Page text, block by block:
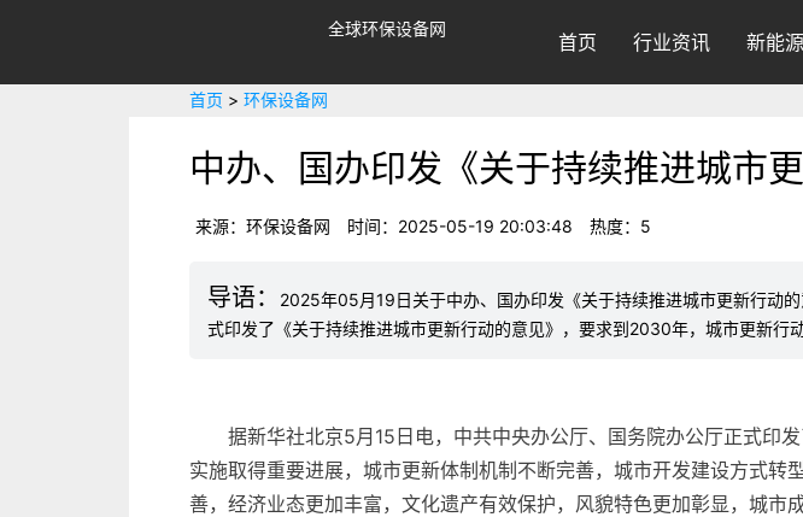
全球环保设备网
首页 行业资讯 新能
首页 > 环保设备网
中办、国办印发《关于持续推进城市
来源：环保设备网 时间：2025-05-19 20:03:48 热度：5
2025年05月19日关于中办、国办印发《关于持续推进城市更新行动
式印发了《关于持续推进城市更新行动的意见》，要求到2030年，城市更新行
据新华社北京5月15日电，中共中央办公厅、国务院办公厅正式印
实施取得重要进展，城市更新体制机制不断完善，城市开发建设方式
善，经济业态更加丰富，文化遗产有效保护，风貌特色更加彰显，城市